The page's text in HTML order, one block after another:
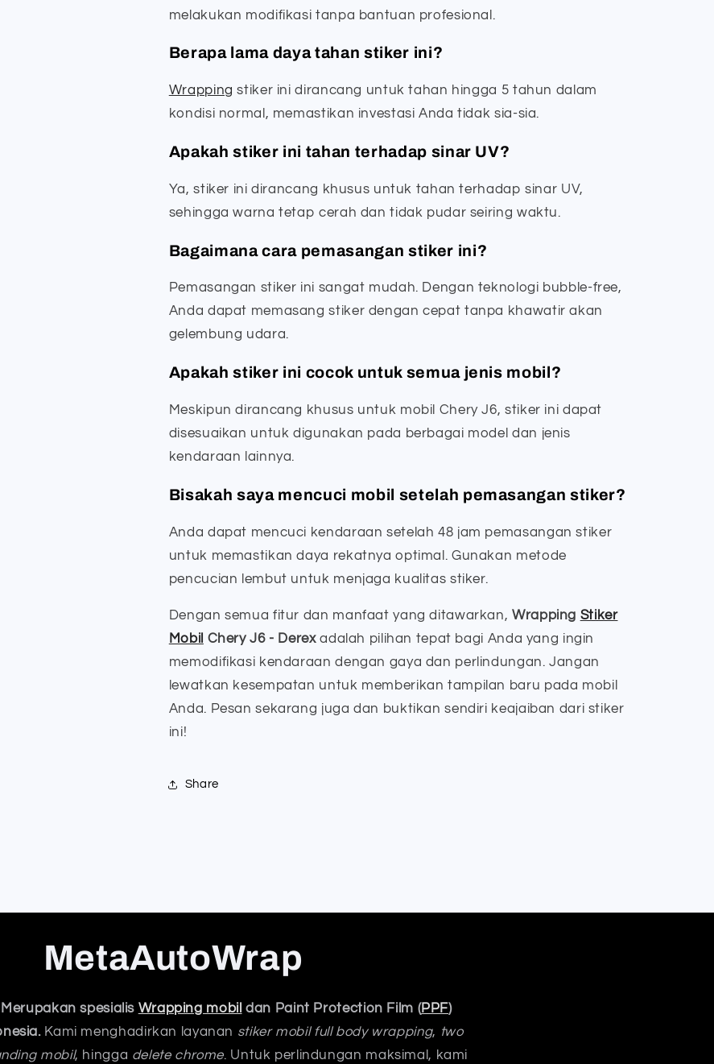
melakukan modifikasi tanpa bantuan profesional.
Berapa lama daya tahan stiker ini?
Wrapping stiker ini dirancang untuk tahan hingga 5 tahun dalam
kondisi normal, memastikan investasi Anda tidak sia-sia.
Apakah stiker ini tahan terhadap sinar UV?
Ya, stiker ini dirancang khusus untuk tahan terhadap sinar UV,
sehingga warna tetap cerah dan tidak pudar seiring waktu.
Bagaimana cara pemasangan stiker ini?
Pemasangan stiker ini sangat mudah. Dengan teknologi bubble-free,
Anda dapat memasang stiker dengan cepat tanpa khawatir akan
gelembung udara.
Apakah stiker ini cocok untuk semua jenis mobil?
Meskipun dirancang khusus untuk mobil Chery J6, stiker ini dapat
disesuaikan untuk digunakan pada berbagai model dan jenis
kendaraan lainnya.
Bisakah saya mencuci mobil setelah pemasangan stiker?
Anda dapat mencuci kendaraan setelah 48 jam pemasangan stiker
untuk memastikan daya rekatnya optimal. Gunakan metode
pencucian lembut untuk menjaga kualitas stiker.
Dengan semua fitur dan manfaat yang ditawarkan, Wrapping Stiker
Mobil Chery J6 - Derexadalah pilihan tepat bagi Anda yang ingin
memodifikasi kendaraan dengan gaya dan perlindungan. Jangan
lewatkan kesempatan untuk memberikan tampilan baru pada mobil
Anda. Pesan sekarang juga dan buktikan sendiri keajaiban dari stiker
ini!
Share
MetaAutoWrap
Merupakan spesialis Wrapping mobil dan Paint Protection Film (PPF)
Kami menghadirkan layanan stiker mobil full body wrapping, two
mobil, hingga delete chrome. Untuk perlindungan maksimal, kami